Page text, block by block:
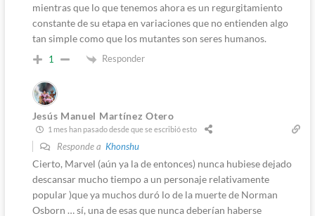
mientras que lo que tenemos ahora es un regurgitamiento
constante de su etapa en variaciones que no entienden algo
tan simple como que los mutantes son seres humanos.
1 Responder
Jesús Manuel Martínez Otero
1 mes han pasado desde que se escribió esto
Responde a Khonshu
Cierto, Marvel (aún ya la de entonces) nunca hubiese dejado
descansar mucho tiempo a un personaje relativamente
popular )que ya muchos duró lo de la muerte de Norman
Osborn … sí, una de esas que nunca deberían haberse